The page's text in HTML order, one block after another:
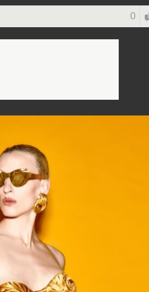
-138.074 foto
0